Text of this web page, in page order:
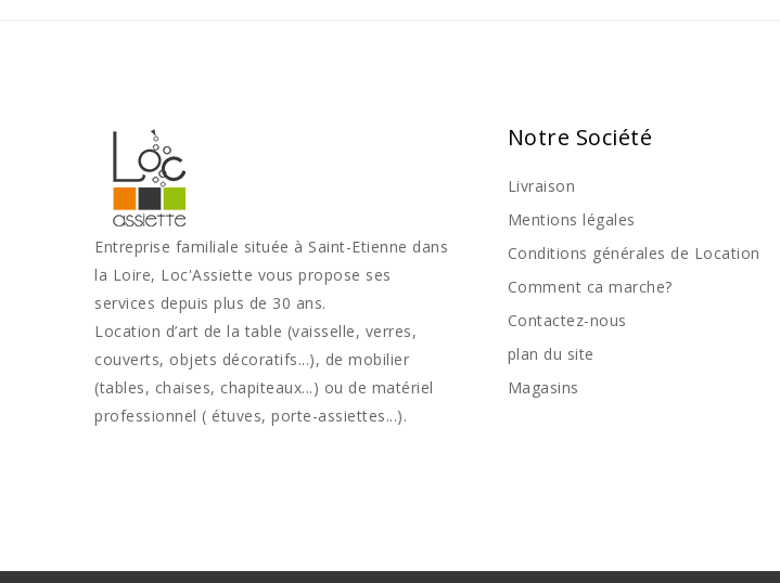
Entreprise familiale située à Saint-Etienne dans
la Loire, Loc'Assiette vous propose ses
services depuis plus de 30 ans.
Location d’art de la table (vaisselle, verres,
couverts, objets décoratifs...), de mobilier
(tables, chaises, chapiteaux...) ou de matériel
professionnel ( étuves, porte-assiettes...).
Notre Société
Livraison
Mentions légales
Conditions générales de Location
Comment ca marche?
Contactez-nous
plan du site
Magasins